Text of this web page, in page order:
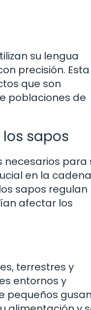
su lengua
precisión. Esta
que son
poblaciones de
sapos
necesarios para
en la cadena
sapos regulan
afectar los
terrestres y
entornos y
pequeños